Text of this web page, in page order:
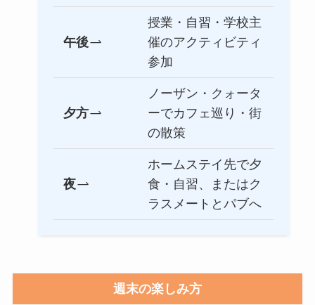
午後
授業・自習・学校主
催のアクティビティ
参加
夕方
ノーザン・クォータ
ーでカフェ巡り・街
の散策
夜
ホームステイ先で夕
食・自習、またはク
ラスメートとパブへ
週末の楽しみ方